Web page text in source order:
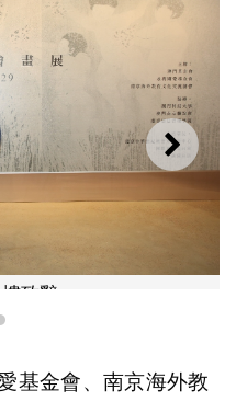
下一
致辭
4
基金會、南京海外教